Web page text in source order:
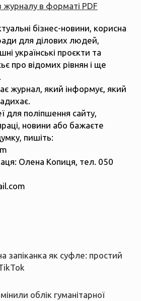
журналу в форматі PDF
бізнес-новини, корисна
для ділових людей,
українські проєкти та
про відомих рівнян і ще
журнал, який інформує, який
для поліпшення сайту,
новини або бажаєте
пишіть:
Олена Копиця, тел. 050
запіканка як суфле: простий
облік гуманітарної